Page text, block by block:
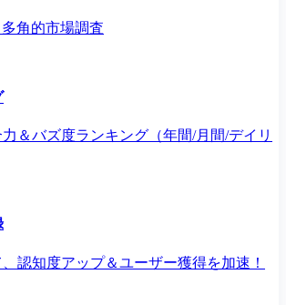
角的市場調査
＆バズ度ランキング（年間/月間/デイリ
認知度アップ＆ユーザー獲得を加速！